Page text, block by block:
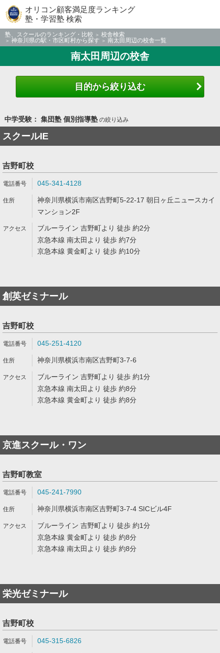
オリコン顧客満足度ランキング
塾・学習塾 検索
塾、スクールのランキング・比較
校舎検索
神奈川県の駅・市区町村から探す
南太田周辺の校舎一覧
南太田周辺の校舎
目的から絞り込む
中学受験： 集団塾 個別指導塾の絞り込み
スクールIE
吉野町校
045-341-4128
神奈川県横浜市南区吉野町5-22-17 朝日ヶ丘ニュースカイ
マンション2F
ブルーライン 吉野町より 徒歩 約2分
京急本線 南太田より 徒歩 約7分
京急本線 黄金町より 徒歩 約10分
創英ゼミナール
吉野町校
045-251-4120
神奈川県横浜市南区吉野町3-7-6
ブルーライン 吉野町より 徒歩 約1分
京急本線 南太田より 徒歩 約8分
京急本線 黄金町より 徒歩 約8分
京進スクール・ワン
吉野町教室
045-241-7990
神奈川県横浜市南区吉野町3-7-4 SICビル4F
ブルーライン 吉野町より 徒歩 約1分
京急本線 黄金町より 徒歩 約8分
京急本線 南太田より 徒歩 約8分
栄光ゼミナール
吉野町校
045-315-6826